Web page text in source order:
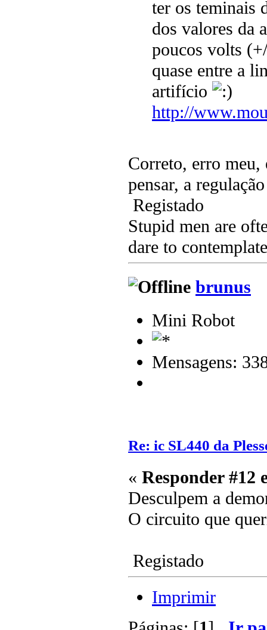
ter os teminais
dos valores da
poucos volts
quase entre a
artifício
http://
Correto, erro meu,
pensar, a
Registado
Stupid men are
dare to
brunus
Mini Robot
Mensagens:
Re: ic SL440 da
« Responder #12
Desculpem a
O circuito que
Registado
Imprimir